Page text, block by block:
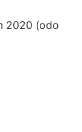
2020 (odo